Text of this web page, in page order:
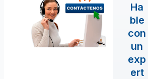
Ha
ble
con
un
exp
ert